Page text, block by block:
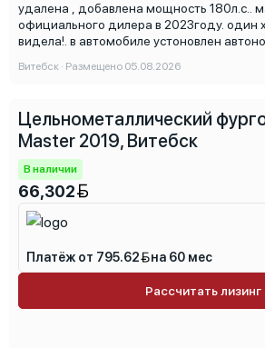
удалена , добавлена мощность 180л.с..
официального дилера в 2023году. один
видела!. в автомобиле устоновлен
продажа с работой. из последних
Витебск · Размещено 05.08.2026
Цельнометаллический
Master 2019, Витебск
В наличии
66,302
Платёж от 795.62 на 60 мес
Рассчитать лизинг